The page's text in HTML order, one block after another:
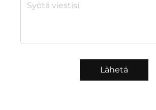
Lähetä